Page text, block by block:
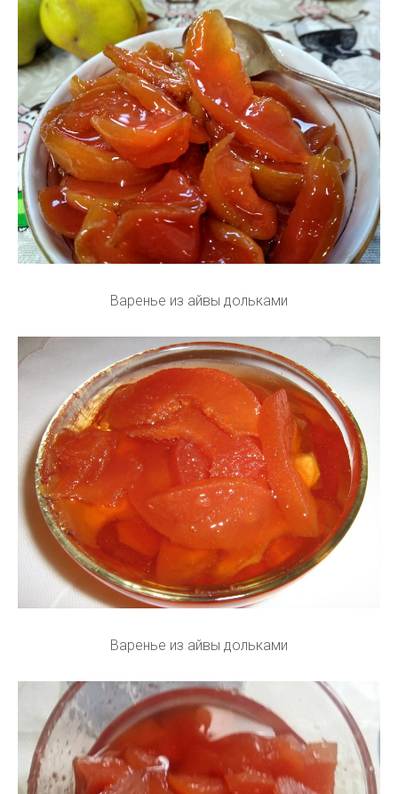
Варенье из айвы дольками
Варенье из айвы дольками